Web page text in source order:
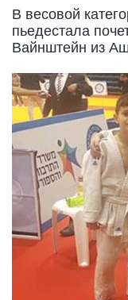
В весовой
пьедестала
Вайнштейн из